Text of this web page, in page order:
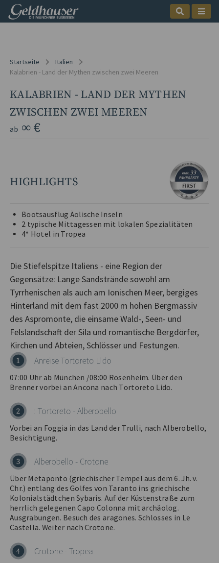
Startseite
Italien
Kalabrien - Land der Mythen zwischen zwei Meeren
KALABRIEN - LAND DER MYTHEN
ZWISCHEN ZWEI MEEREN
ab ∞ €
HIGHLIGHTS
Bootsausflug Äolische Inseln
2 typische Mittagessen mit lokalen Spezialitäten
4* Hotel in Tropea
Die Stiefelspitze Italiens - eine Region der
Gegensätze: Lange Sandstrände sowohl am
Tyrrhenischen als auch am Ionischen Meer, bergiges
Hinterland mit dem fast 2000 m hohen Bergmassiv
des Aspromonte, die einsame Wald-, Seen- und
Felslandschaft der Sila und romantische Bergdörfer,
1 Anreise Tortoreto Lido
07:00 Uhr ab München /08:00 Rosenheim. Über den
Brenner vorbei an Ancona nach Tortoreto Lido.
2 : Tortoreto - Alberobello
Vorbei an Foggia in das Land der Trulli, nach Alberobello,
Besichtigung.
3 Alberobello - Crotone
Über Metaponto (griechischer Tempel aus dem 6. Jh. v.
Chr.) entlang des Golfes von Taranto ins griechische
Kolonialstädtchen Sybaris. Auf der Küstenstraße zum
herrlich gelegenen Capo Colonna mit archäolog.
Ausgrabungen. Besuch des aragones. Schlosses in Le
Castella. Weiter nach Crotone.
4 Crotone - Tropea